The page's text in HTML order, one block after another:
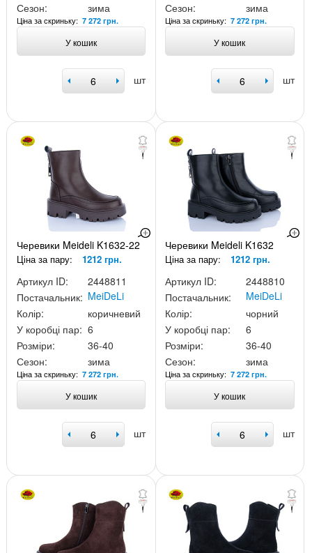
Сезон:
зима
Ціна за скриньку: 7 272 грн.
У кошик
шт
Сезон:
зима
Ціна за скриньку:7 272 грн.
У кошик
шт
Черевики Meideli K1632-22
Ціна за пару: 1212 грн.
Артикул ID:
2448811
Постачальник: MeiDeLi
Колір:
коричневий
У коробці пар: 6
Розміри:
36-40
Сезон:
зима
Ціна за скриньку: 7 272 грн.
У кошик
шт
Черевики Meideli K1632
Ціна за пару: 1212 грн.
Артикул ID:
2448810
Постачальник:
MeiDeLi
Колір:
чорний
У коробці пар:
6
Розміри:
36-40
Сезон:
зима
Ціна за скриньку:7 272 грн.
У кошик
шт